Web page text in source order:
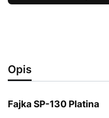
Opis
Fajka SP-130 Platina